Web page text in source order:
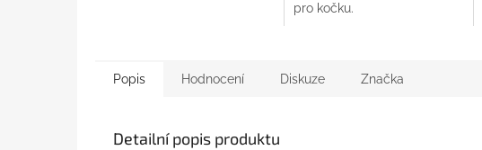
pro kočku.
Popis Hodnocení Diskuze Značka
Detailní popis produktu